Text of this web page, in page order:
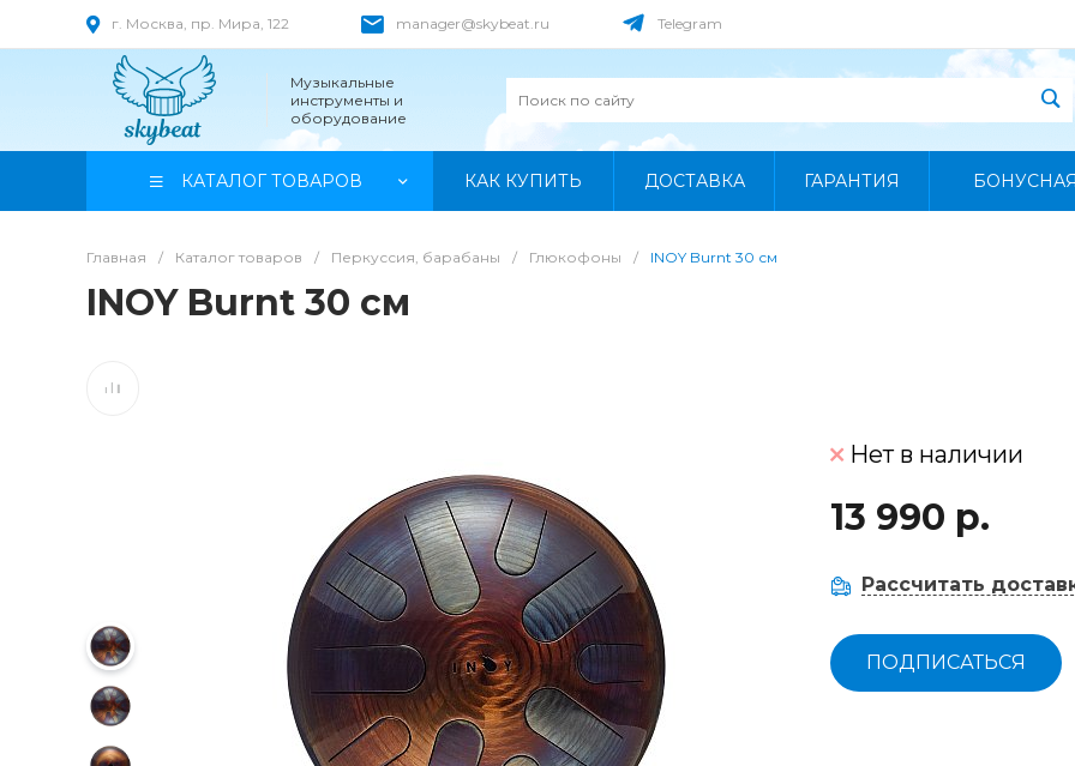
г. Москва, пр. Мира, 122 manager@skybeat.ru Telegram
Музыкальные
инструменты и
оборудование
КАТАЛОГ ТОВАРОВ КАК КУПИТЬ ДОСТАВКА ГАРАНТИЯ
Главная / Каталог товаров / Перкуссия, барабаны / Глюкофоны / INOY Burnt 30 см
INOY Burnt 30 см
Нет в наличии
13 990 р.
Рассчитать
ПОДПИСАТЬСЯ